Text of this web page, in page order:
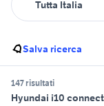
Salva ricerca
147 risultati
Hyundai i10